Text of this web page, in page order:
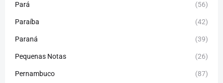
Pará (56)
Paraíba (42)
Paraná (39)
Pequenas Notas (26)
Pernambuco (87)